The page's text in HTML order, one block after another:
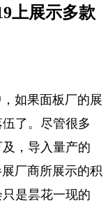
上展示多款
如果面板厂的展
了。尽管很多
，导入量产的
厂商所展示的积
是昙花一现的